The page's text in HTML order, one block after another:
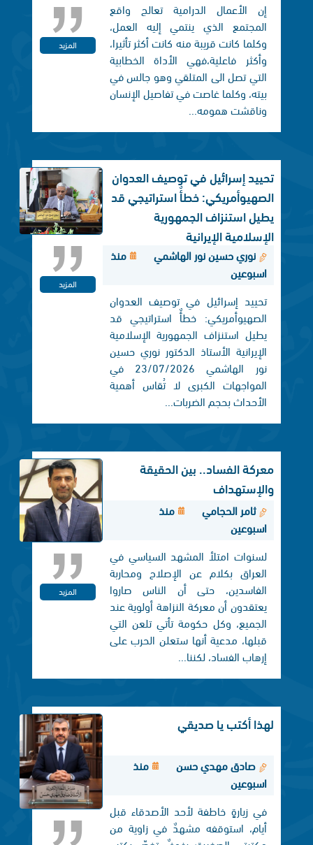
إن الأعمال الدرامية تعالج واقع
المجتمع الذي ينتمي إليه العمل،
وكلما كانت قريبة منه كانت أكثر تأثيرا،
وأكثر فاعلية،فهي الأداة الخطابية
التي تصل الی المتلقي وهو جالس في
بيته، وكلما غاصت في تفاصيل الإنسان
وناقشت همومه...
المزيد
تحييد إسرائيل في توصيف العدوان
الصهيوأمريكي: خطأٌ استراتيجي قد
يطيل استنزاف الجمهورية
الإسلامية الإيرانية
نوري حسين نور الهاشمي
منذ
اسبوعين
تحييد إسرائيل في توصيف العدوان
الصهيوأمريكي: خطأٌ استراتيجي قد
يطيل استنزاف الجمهورية الإسلامية
الإيرانية الأستاذ الدكتور نوري حسين
نور الهاشمي 23/07/2026 في
المواجهات الكبرى لا تُقاس أهمية
الأحداث بحجم الضربات...
المزيد
معركة الفساد.. بين الحقيقة
والإستهداف
ثامر الحجامي
منذ
اسبوعين
لسنوات امتلأ المشهد السياسي في
العراق بكلام عن الإصلاح ومحاربة
الفاسدين، حتى أن الناس صاروا
يعتقدون أن معركة النزاهة أولوية عند
الجميع، وكل حكومة تأتي تلعن التي
قبلها، مدعية أنها ستعلن الحرب على
إرهاب الفساد، لكننا...
المزيد
لهذا أكتب يا صديقي
صادق مهدي حسن
منذ
اسبوعين
في زيارةٍ خاطفة لأحد الأصدقاء قبل
أيام، استوقفه مشهدٌ في زاوية من